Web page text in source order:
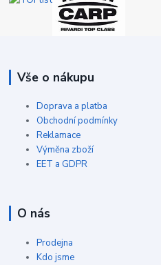
Vše o nákupu
Doprava a platba
Obchodní podmínky
Reklamace
Výměna zboží
EET a GDPR
O nás
Prodejna
Kdo jsme